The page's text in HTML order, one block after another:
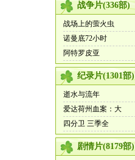
战争片(336部)
战场上的萤火虫
诺曼底72小时
阿特罗皮亚
纪录片(1301部)
逝水与流年
爱达荷州血案：大
四分卫 三季全
剧情片(8179部)